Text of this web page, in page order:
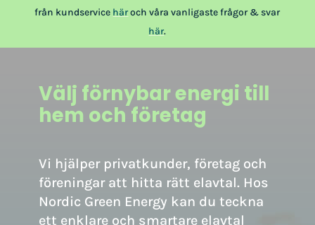
från kundservice häroch våra vanligaste frågor & svar
här.
Välj förnybar energi till
hem och företag
Vi hjälper privatkunder, företag och
föreningar att hitta rätt elavtal. Hos
Nordic Green Energy kan du teckna
ett enklare och smartare elavtal